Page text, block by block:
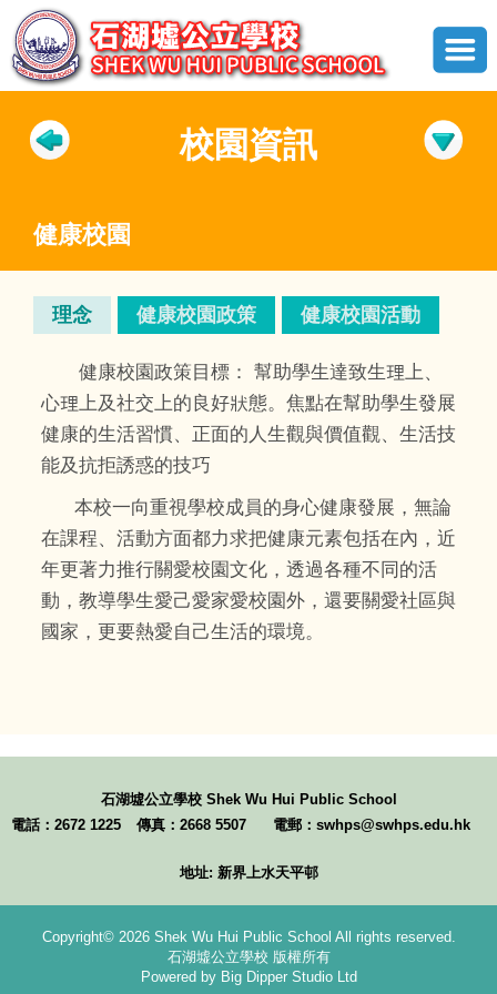
校園資訊
健康校園
理念 健康校園政策 健康校園活動
健康校園政策目標： 幫助學生達致生理上、
心理上及社交上的良好狀態。焦點在幫助學生發展
健康的生活習慣、正面的人生觀與價值觀、生活技
能及抗拒誘惑的技巧
本校一向重視學校成員的身心健康發展，無論
在課程、活動方面都力求把健康元素包括在內，近
年更著力推行關愛校園文化，透過各種不同的活
動，教導學生愛己愛家愛校園外，還要關愛社區與
國家，更要熱愛自己生活的環境。
石湖墟公立學校 Shek Wu Hui Public School
電話：2672 1225
傳真：2668 5507 電郵：swhps@swhps.edu.hk
地址: 新界上水天平邨
Copyright© 2026 Shek Wu Hui Public School All rights reserved.
石湖墟公立學校 版權所有
Powered by Big Dipper Studio Ltd